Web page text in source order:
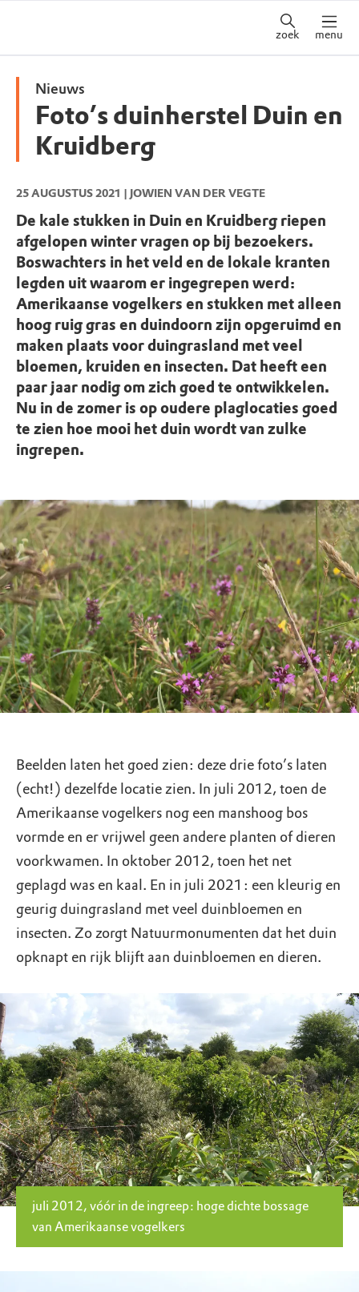
zoek menu
Nieuws
Foto’s duinherstel Duin en
Kruidberg
25 AUGUSTUS 2021 | JOWIEN VAN DER VEGTE
De kale stukken in Duin en Kruidberg riepen
afgelopen winter vragen op bij bezoekers.
Boswachters in het veld en de lokale kranten
legden uit waarom er ingegrepen werd:
Amerikaanse vogelkers en stukken met alleen
hoog ruig gras en duindoorn zijn opgeruimd en
maken plaats voor duingrasland met veel
bloemen, kruiden en insecten. Dat heeft een
paar jaar nodig om zich goed te ontwikkelen.
Nu in de zomer is op oudere plaglocaties goed
te zien hoe mooi het duin wordt van zulke
ingrepen.
Beelden laten het goed zien: deze drie foto’s laten
(echt!) dezelfde locatie zien. In juli 2012, toen de
Amerikaanse vogelkers nog een manshoog bos
vormde en er vrijwel geen andere planten of dieren
voorkwamen. In oktober 2012, toen het net
geplagd was en kaal. En in juli 2021: een kleurig en
geurig duingrasland met veel duinbloemen en
insecten. Zo zorgt Natuurmonumenten dat het duin
opknapt en rijk blijft aan duinbloemen en dieren.
juli 2012, vóór in de ingreep: hoge dichte bossage
van Amerikaanse vogelkers